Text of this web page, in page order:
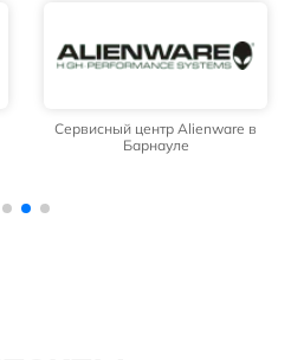
Сервисный центр Alienware в
Барнауле